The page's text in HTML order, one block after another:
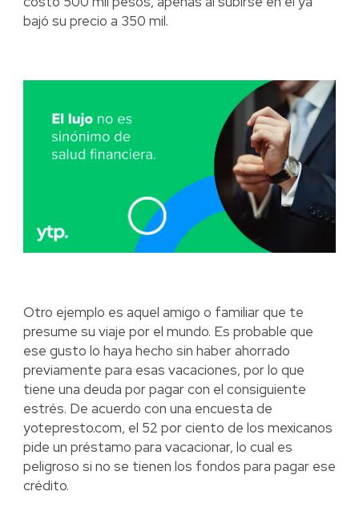
bajó su precio a 350 mil.
Otro ejemplo es aquel amigo o familiar que te
presume su viaje por el mundo. Es probable que
ese gusto lo haya hecho sin haber ahorrado
previamente para esas vacaciones, por lo que
tiene una deuda por pagar con el consiguiente
estrés. De acuerdo con una encuesta de
yotepresto.com, el 52 por ciento de los mexicanos
pide un préstamo para vacacionar, lo cual es
peligroso si no se tienen los fondos para pagar ese
crédito.